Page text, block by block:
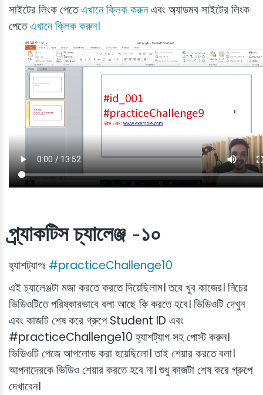
সাইটের লিংক পেতেএখানে ক্লিক করুনএবং অ্যাডমব সাইটের লিংক
পেতেএখানে ক্লিক করুন।
প্র্যাকটিস চ্যালেঞ্জ -১০
হ্যাশট্যাগঃ #practiceChallenge10
এই চ্যালেঞ্জটা মজা করতে করতে দিয়েছিলাম। তবে খুব কাজের। নিচের
ভিডিওটিতে পরিষ্কারভাবে বলা আছে কি করতে হবে। ভিডিওটি দেখুন
এবং কাজটি শেষ করে গ্রুপে Student ID এবং
#practiceChallenge10 হ্যাশট্যাগ সহ পোস্ট করুন।
ভিডিওটি পেজে আপলোড করা হয়েছিলো। তাই শেয়ার করতে বলা।
আপনাদেরকে ভিডিও শেয়ার করতে হবে না। শুধু কাজটা শেষ করে গ্রুপে
দেখাবেন।